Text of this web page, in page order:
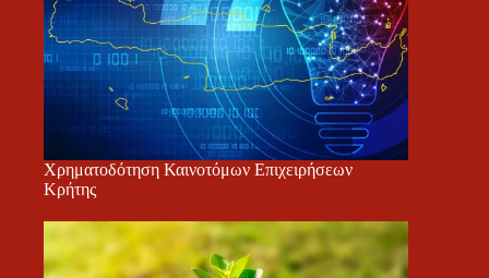
Χρηματοδότηση Καινοτόμων Επιχειρήσεων
Κρήτης